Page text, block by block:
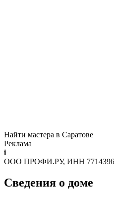
Найти мастера в Саратове
Реклама
i
ООО ПРОФИ.РУ, ИНН
Сведения о доме